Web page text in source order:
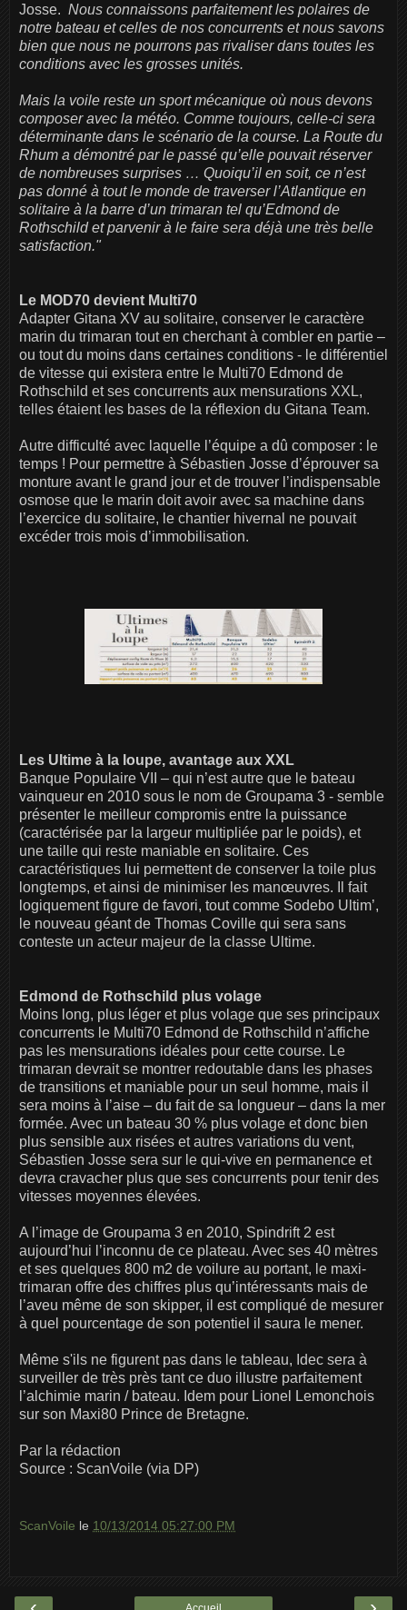
Josse. Nous connaissons parfaitement les polaires de
notre bateau et celles de nos concurrents et nous savons
bien que nous ne pourrons pas rivaliser dans toutes les
conditions avec les grosses unités.
Mais la voile reste un sport mécanique où nous devons
composer avec la météo. Comme toujours, celle-ci sera
déterminante dans le scénario de la course. La Route du
Rhum a démontré par le passé qu’elle pouvait réserver
de nombreuses surprises … Quoiqu’il en soit, ce n’est
pas donné à tout le monde de traverser l’Atlantique en
solitaire à la barre d’un trimaran tel qu’Edmond de
Rothschild et parvenir à le faire sera déjà une très belle
satisfaction."
Le MOD70 devient Multi70
Adapter Gitana XV au solitaire, conserver le caractère
marin du trimaran tout en cherchant à combler en partie –
ou tout du moins dans certaines conditions - le différentiel
de vitesse qui existera entre le Multi70 Edmond de
Rothschild et ses concurrents aux mensurations XXL,
telles étaient les bases de la réflexion du Gitana Team.
Autre difficulté avec laquelle l’équipe a dû composer : le
temps ! Pour permettre à Sébastien Josse d’éprouver sa
monture avant le grand jour et de trouver l’indispensable
osmose que le marin doit avoir avec sa machine dans
l’exercice du solitaire, le chantier hivernal ne pouvait
excéder trois mois d’immobilisation.
Les Ultime à la loupe, avantage aux XXL
Banque Populaire VII – qui n’est autre que le bateau
vainqueur en 2010 sous le nom de Groupama 3 - semble
présenter le meilleur compromis entre la puissance
(caractérisée par la largeur multipliée par le poids), et
une taille qui reste maniable en solitaire. Ces
caractéristiques lui permettent de conserver la toile plus
longtemps, et ainsi de minimiser les manœuvres. Il fait
logiquement figure de favori, tout comme Sodebo Ultim’,
le nouveau géant de Thomas Coville qui sera sans
conteste un acteur majeur de la classe Ultime.
Edmond de Rothschild plus volage
Moins long, plus léger et plus volage que ses principaux
concurrents le Multi70 Edmond de Rothschild n’affiche
pas les mensurations idéales pour cette course. Le
trimaran devrait se montrer redoutable dans les phases
de transitions et maniable pour un seul homme, mais il
sera moins à l’aise – du fait de sa longueur – dans la mer
formée. Avec un bateau 30 % plus volage et donc bien
plus sensible aux risées et autres variations du vent,
Sébastien Josse sera sur le qui-vive en permanence et
devra cravacher plus que ses concurrents pour tenir des
vitesses moyennes élevées.
A l’image de Groupama 3 en 2010, Spindrift 2 est
aujourd’hui l’inconnu de ce plateau. Avec ses 40 mètres
et ses quelques 800 m2 de voilure au portant, le maxi-
trimaran offre des chiffres plus qu’intéressants mais de
l’aveu même de son skipper, il est compliqué de mesurer
à quel pourcentage de son potentiel il saura le mener.
Même s'ils ne figurent pas dans le tableau, Idec sera à
surveiller de très près tant ce duo illustre parfaitement
l’alchimie marin / bateau. Idem pour Lionel Lemonchois
sur son Maxi80 Prince de Bretagne.
Par la rédaction
Source : ScanVoile (via DP)
ScanVoile le 10/13/2014 05:27:00 PM